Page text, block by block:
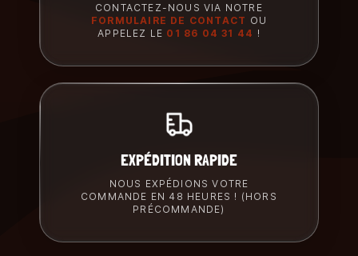
CONTACTEZ-NOUS VIA NOTRE
FORMULAIRE DE CONTACT OU
APPELEZ LE 01 86 04 31 44 !
EXPÉDITION RAPIDE
NOUS EXPÉDIONS VOTRE
COMMANDE EN 48 HEURES ! (HORS
PRÉCOMMANDE)